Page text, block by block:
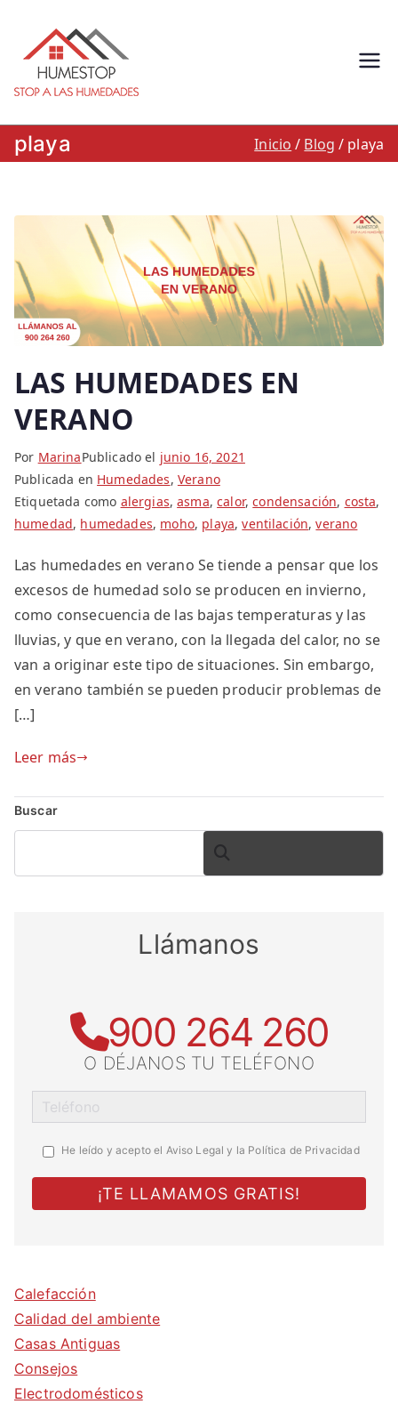
contenido
Stop a las
humedades.
900 264 260
capilaridad, filtracion o
condensacion: Humestop
playa Inicio Blog playa
LAS HUMEDADES EN
VERANO
Por MarinaPublicado el junio 16, 2021
Publicada en Humedades, Verano
Etiquetada como alergias,asma,calor,condensación, costa,
humedad, humedades, moho, playa,ventilación,verano
Las humedades en verano Se tiende a pensar que los
excesos de humedad solo se producen en invierno,
como consecuencia de las bajas temperaturas y las
lluvias, y que en verano, con la llegada del calor, no se
van a originar este tipo de situaciones. Sin embargo,
en verano también se pueden producir problemas de
[…]
Leer más
Buscar
BUSCAR
Llámanos
900 264 260
O DÉJANOS TU TELÉFONO
He leído y acepto el Aviso Legal y la Política de Privacidad
Calefacción
Calidad del ambiente
Casas Antiguas
Consejos
Electrodomésticos